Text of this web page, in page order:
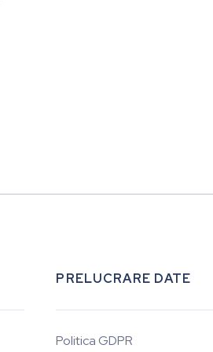
PRELUCRARE DATE
Politica GDPR